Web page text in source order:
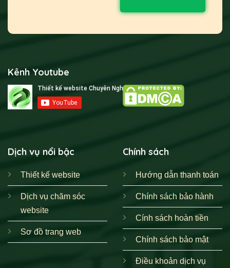
Kênh Youtube
Dịch vụ nổi bậc
Thiết kế website
Dịch vụ chăm sóc
website
Sơ đồ trang web
Chính sách
Hướng dẫn thanh toán
Chính sách bảo hành
Cính sách hoàn tiền
Chính sách bảo mật
Điều khoản dịch vụ